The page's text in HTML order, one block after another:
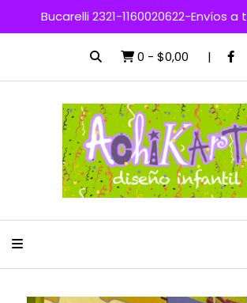
Bucarelli 2321-1160020622-Envíos
0 - $0,00